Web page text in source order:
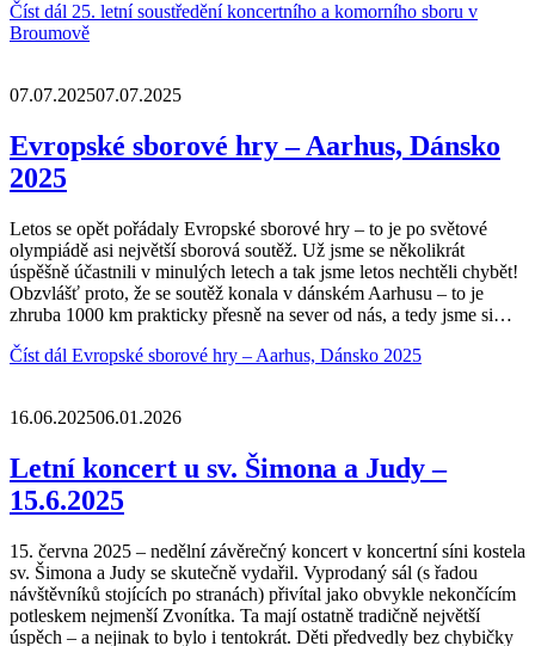
Číst dál 25. letní soustředění koncertního a komorního sboru v
Broumově
07.07.202507.07.2025
Evropské sborové hry – Aarhus, Dánsko
2025
Letos se opět pořádaly Evropské sborové hry – to je po světové
olympiádě asi největší sborová soutěž. Už jsme se několikrát
úspěšně účastnili v minulých letech a tak jsme letos nechtěli chybět!
Obzvlášť proto, že se soutěž konala v dánském Aarhusu – to je
zhruba 1000 km prakticky přesně na sever od nás, a tedy jsme si…
Číst dál Evropské sborové hry – Aarhus, Dánsko 2025
16.06.202506.01.2026
Letní koncert u sv. Šimona a Judy –
15.6.2025
15. června 2025 – nedělní závěrečný koncert v koncertní síni kostela
sv. Šimona a Judy se skutečně vydařil. Vyprodaný sál (s řadou
návštěvníků stojících po stranách) přivítal jako obvykle nekončícím
potleskem nejmenší Zvonítka. Ta mají ostatně tradičně největší
úspěch – a nejinak to bylo i tentokrát. Děti předvedly bez chybičky